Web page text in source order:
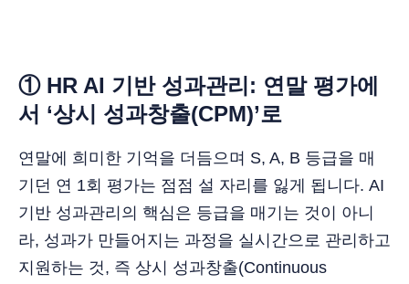
① HR AI 기반 성과관리: 연말 평가에
서 ‘상시 성과창출(CPM)’로
연말에 희미한 기억을 더듬으며 S, A, B 등급을 매
기던 연 1회 평가는 점점 설 자리를 잃게 됩니다. AI
기반 성과관리의 핵심은 등급을 매기는 것이 아니
라, 성과가 만들어지는 과정을 실시간으로 관리하고
지원하는 것, 즉 상시 성과창출(Continuous